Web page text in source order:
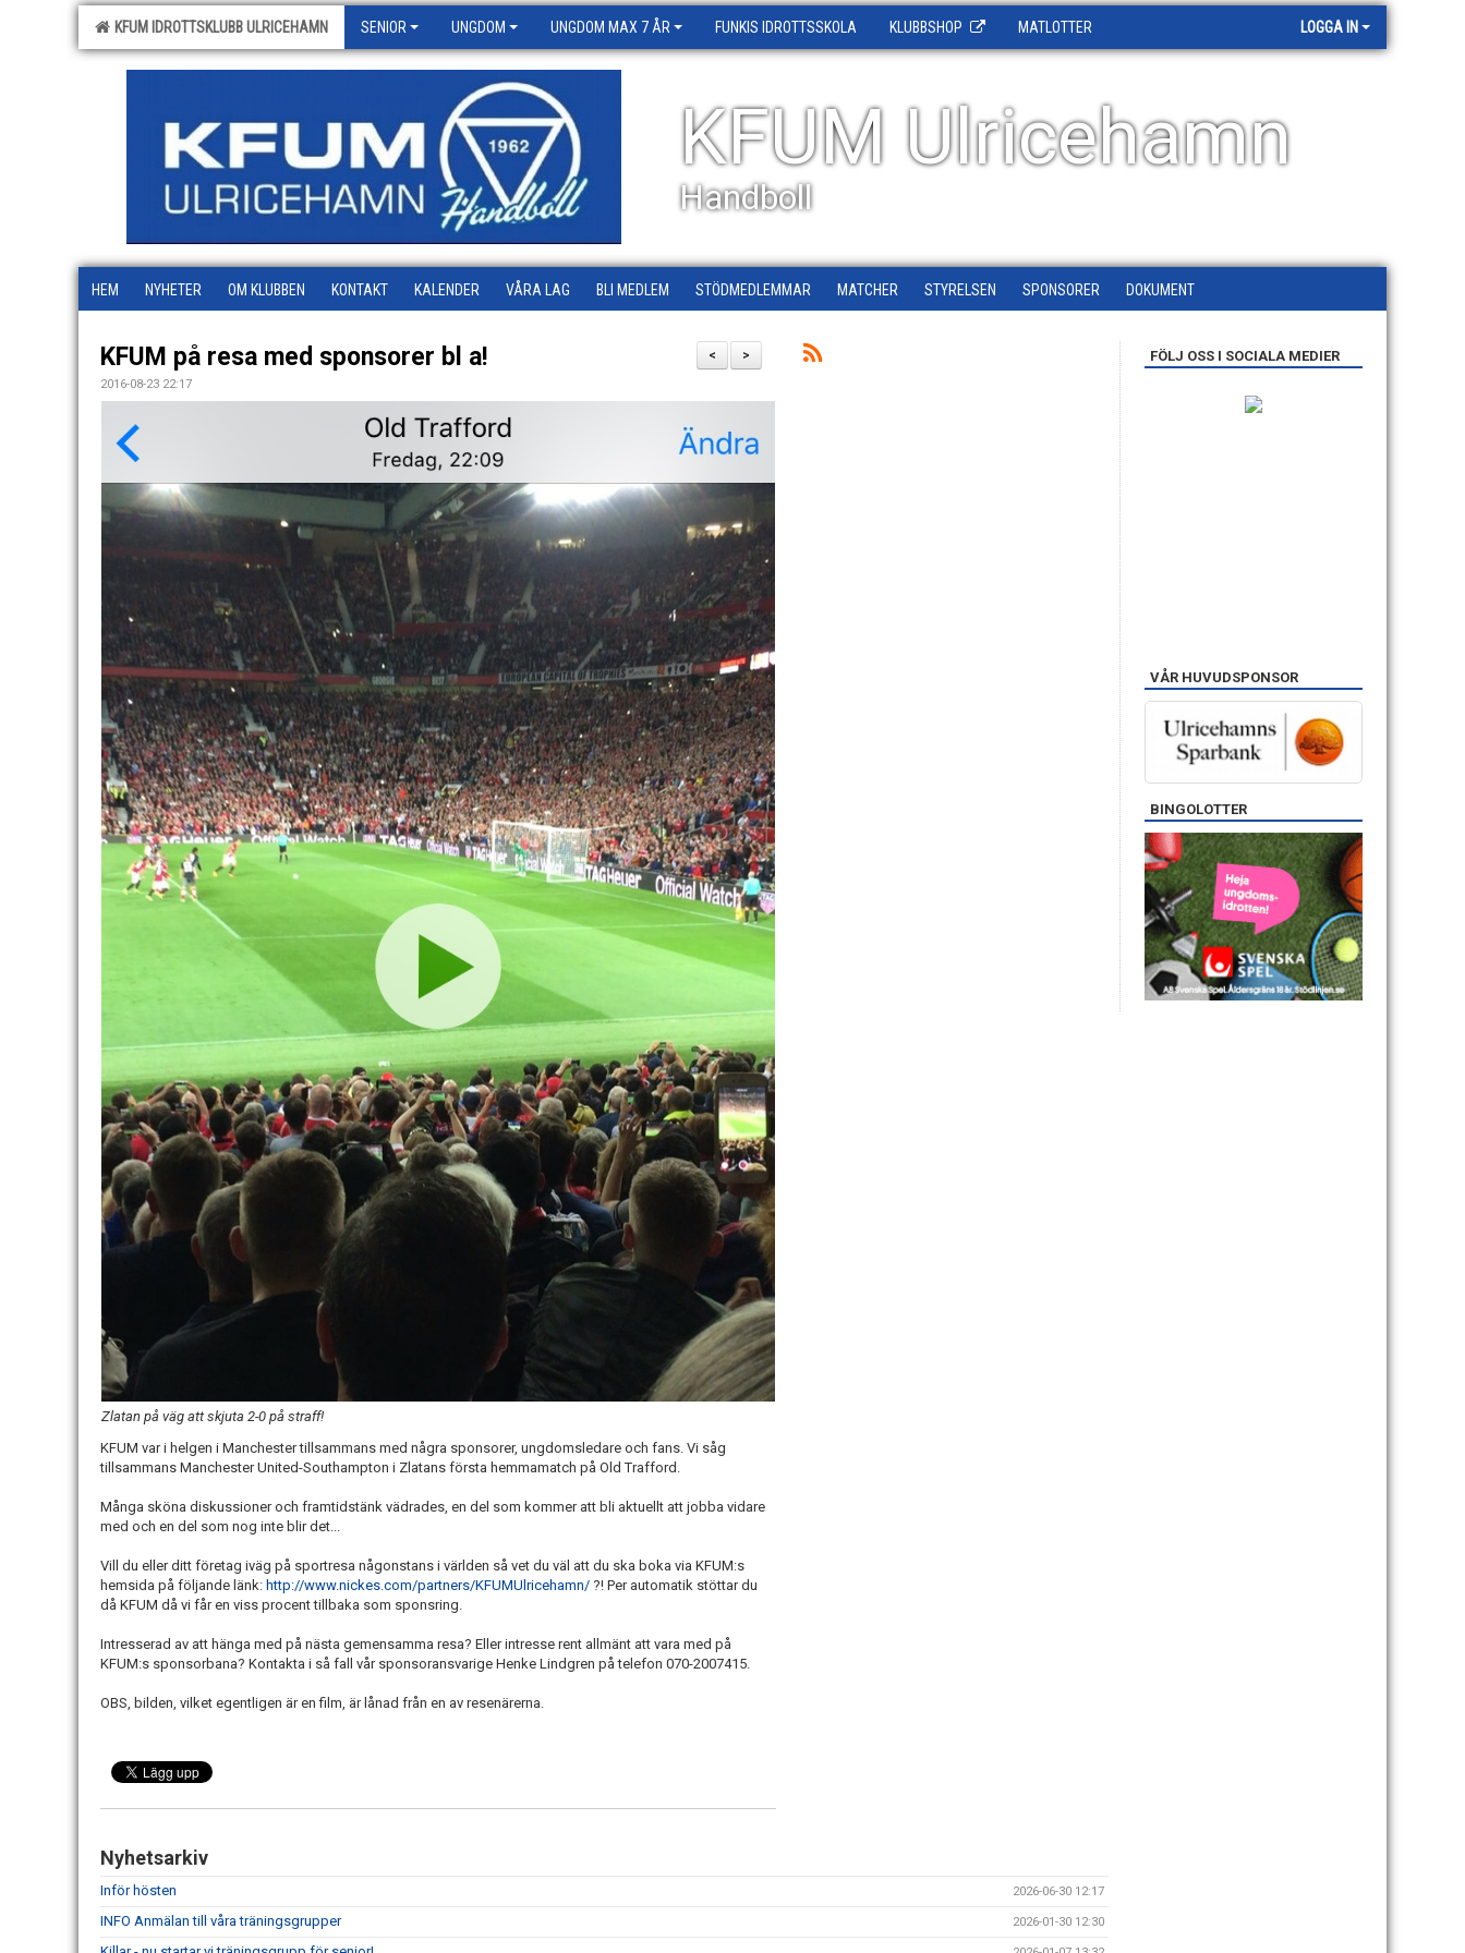
KFUM IDROTTSKLUBB ULRICEHAMN SENIOR UNGDOM UNGDOM MAX 7 ÅR FUNKIS IDROTTSSKOLA KLUBBSHOP MATLOTTER LOGGA IN
KFUM Ulricehamn
Handboll
HEM NYHETER OM KLUBBEN KONTAKT KALENDER VÅRA LAG BLI MEDLEM STÖDMEDLEMMAR MATCHER STYRELSEN SPONSORER DOKUMENT
>
<
KFUM på resa med sponsorer bl a!
2016-08-23 22:17
Zlatan på väg att skjuta 2-0 på straff!
KFUM var i helgen i Manchester tillsammans med några sponsorer, ungdomsledare och fans. Vi såg
tillsammans Manchester United-Southampton i Zlatans första hemmamatch på Old Trafford.
Många sköna diskussioner och framtidstänk vädrades, en del som kommer att bli aktuellt att jobba vidare
med och en del som nog inte blir det...
Vill du eller ditt företag iväg på sportresa någonstans i världen så vet du väl att du ska boka via KFUM:s
hemsida på följande länk: http://www.nickes.com/partners/KFUMUlricehamn/ ?! Per automatik stöttar du
då KFUM då vi får en viss procent tillbaka som sponsring.
Intresserad av att hänga med på nästa gemensamma resa? Eller intresse rent allmänt att vara med på
KFUM:s sponsorbana? Kontakta i så fall vår sponsoransvarige Henke Lindgren på telefon 070-2007415.
OBS, bilden, vilket egentligen är en film, är lånad från en av resenärerna.
Nyhetsarkiv
Inför hösten 2026-06-30 12:17
INFO Anmälan till våra träningsgrupper 2026-01-30 12:30
FÖLJ OSS I SOCIALA MEDIER
VÅR HUVUDSPONSOR
BINGOLOTTER